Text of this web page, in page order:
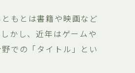
もとは書籍や映画など
かし、近年はゲームや
での「タイトル」とい